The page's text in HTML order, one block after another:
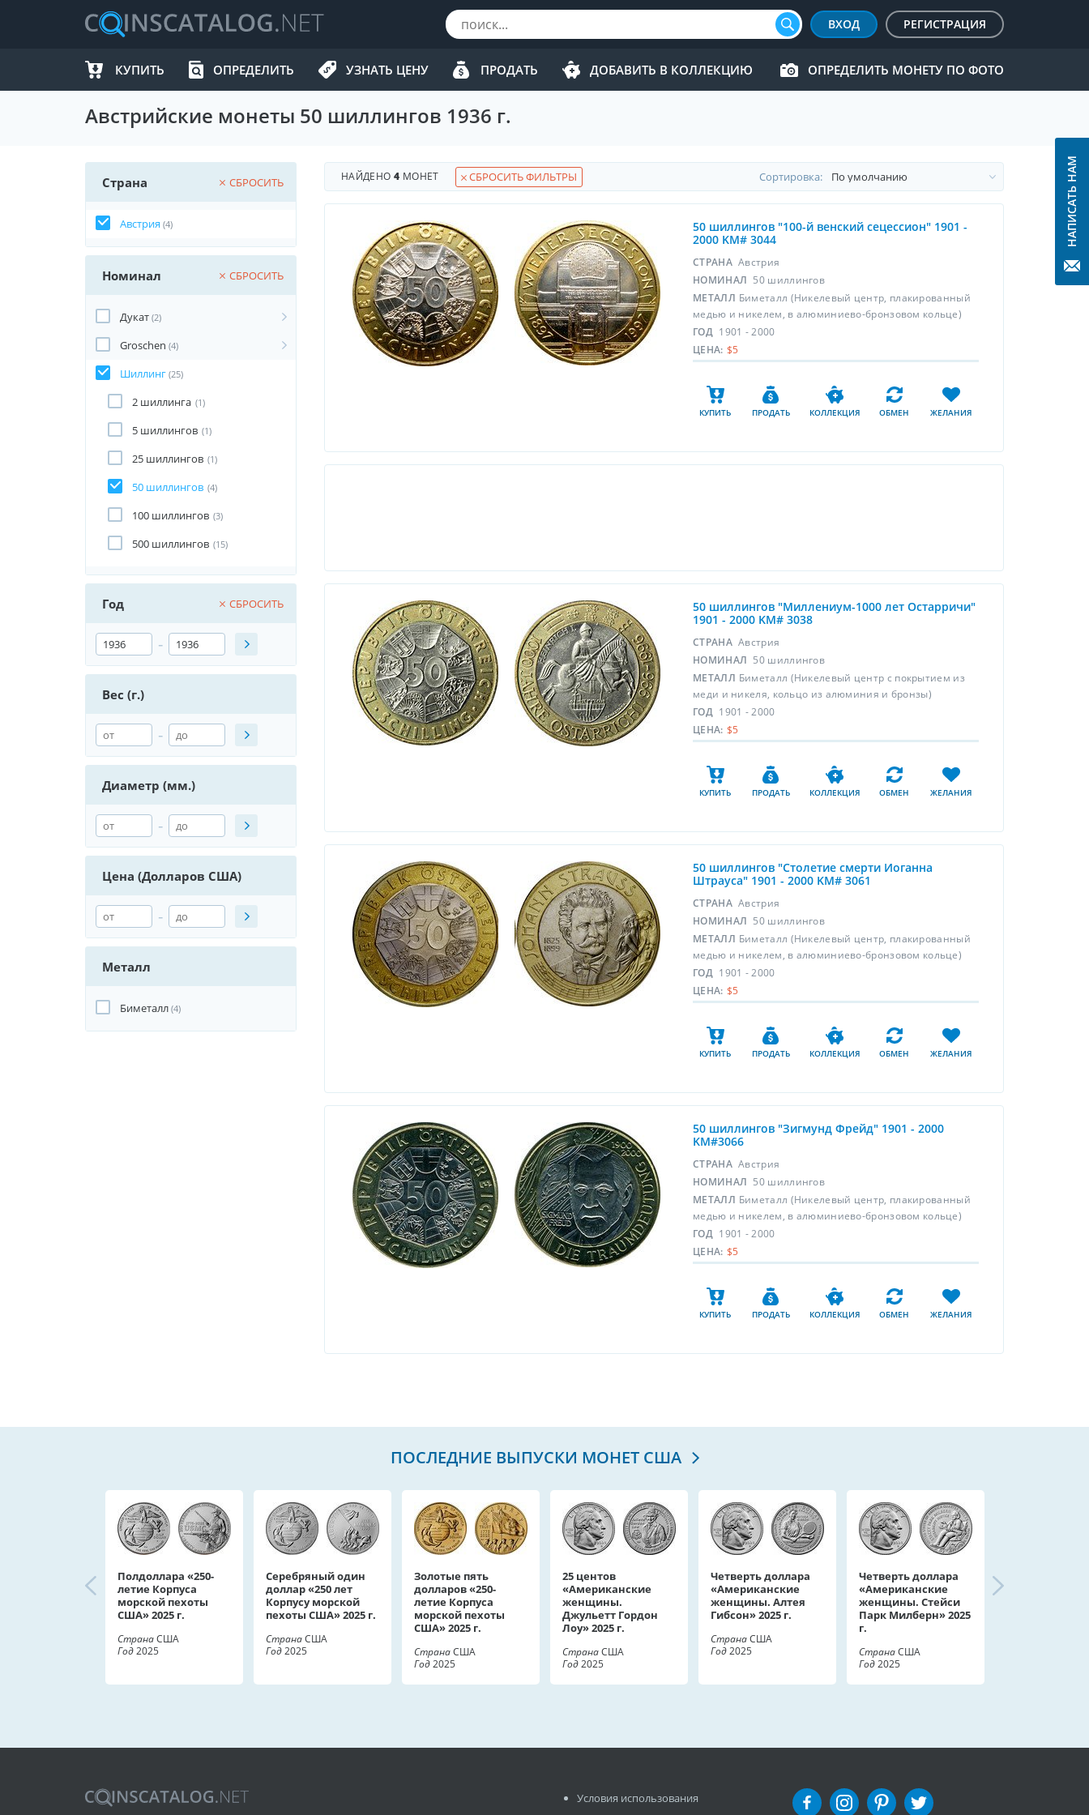
ВХОД РЕГИСТРАЦИЯ
КУПИТЬ ОПРЕДЕЛИТЬ УЗНАТЬ ЦЕНУ ПРОДАТЬ ДОБАВИТЬ В КОЛЛЕКЦИЮ ОПРЕДЕЛИТЬ МОНЕТУ ПО ФОТО
Австрийские монеты 50 шиллингов 1936 г.
Страна СБРОСИТЬ
Австрия (4)
Номинал СБРОСИТЬ
Дукат (2)
Groschen (4)
Шиллинг (25)
2 шиллинга (1)
5 шиллингов (1)
25 шиллингов (1)
50 шиллингов (4)
100 шиллингов (3)
500 шиллингов (15)
Год СБРОСИТЬ
-
Вес (г.)
-
Диаметр (мм.)
-
Цена (Долларов США)
-
Металл
Биметалл (4)
НАЙДЕНО4 МОНЕТ СБРОСИТЬ ФИЛЬТРЫ Cортировка:
50 шиллингов "100-й венский сецессион" 1901 -
2000 KM# 3044
СТРАНА Австрия
НОМИНАЛ 50 шиллингов
МЕТАЛЛ Биметалл (Никелевый центр, плакированный
медью и никелем, в алюминиево-бронзовом кольце)
ГОД 1901 - 2000
ЦЕНА: $5
КУПИТЬ ПРОДАТЬ КОЛЛЕКЦИЯ ОБМЕН ЖЕЛАНИЯ
50 шиллингов "Миллениум-1000 лет Остарричи"
1901 - 2000 KM# 3038
СТРАНА Австрия
НОМИНАЛ 50 шиллингов
МЕТАЛЛ Биметалл (Никелевый центр с покрытием из
меди и никеля, кольцо из алюминия и бронзы)
ГОД 1901 - 2000
ЦЕНА: $5
КУПИТЬ ПРОДАТЬ КОЛЛЕКЦИЯ ОБМЕН ЖЕЛАНИЯ
50 шиллингов "Столетие смерти Иоганна
Штрауса" 1901 - 2000 KM# 3061
СТРАНА Австрия
НОМИНАЛ 50 шиллингов
МЕТАЛЛ Биметалл (Никелевый центр, плакированный
медью и никелем, в алюминиево-бронзовом кольце)
ГОД 1901 - 2000
ЦЕНА: $5
КУПИТЬ ПРОДАТЬ КОЛЛЕКЦИЯ ОБМЕН ЖЕЛАНИЯ
50 шиллингов "Зигмунд Фрейд" 1901 - 2000
KM#3066
СТРАНА Австрия
НОМИНАЛ 50 шиллингов
МЕТАЛЛ Биметалл (Никелевый центр, плакированный
медью и никелем, в алюминиево-бронзовом кольце)
ГОД 1901 - 2000
ЦЕНА: $5
КУПИТЬ ПРОДАТЬ КОЛЛЕКЦИЯ ОБМЕН ЖЕЛАНИЯ
ПОСЛЕДНИЕ ВЫПУСКИ МОНЕТ США
Полдоллара «250-
летие Корпуса
морской пехоты
США» 2025 г.
СтранаСША
Год2025
Серебряный один
доллар «250 лет
Корпусу морской
пехоты США» 2025 г.
СтранаСША
Год2025
Золотые пять
долларов «250-
летие Корпуса
морской пехоты
США» 2025 г.
СтранаСША
Год2025
25 центов
«Американские
женщины.
Джульетт Гордон
Лоу» 2025 г.
СтранаСША
Год2025
Четверть доллара
«Американские
женщины. Алтея
Гибсон» 2025 г.
СтранаСША
Год2025
Четверть доллара
«Американские
женщины. Стейси
Парк Милберн» 2025
г.
СтранаСША
Год2025
Условия использования
НАПИСАТЬ НАМ